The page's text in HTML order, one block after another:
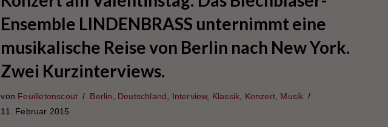
Ensemble LINDENBRASS unternimmt eine
musikalische Reise von Berlin nach New York.
Zwei Kurzinterviews.
von Feuilletonscout Berlin Deutschland Interview, Klassik Konzert Musik
11. Februar 2015